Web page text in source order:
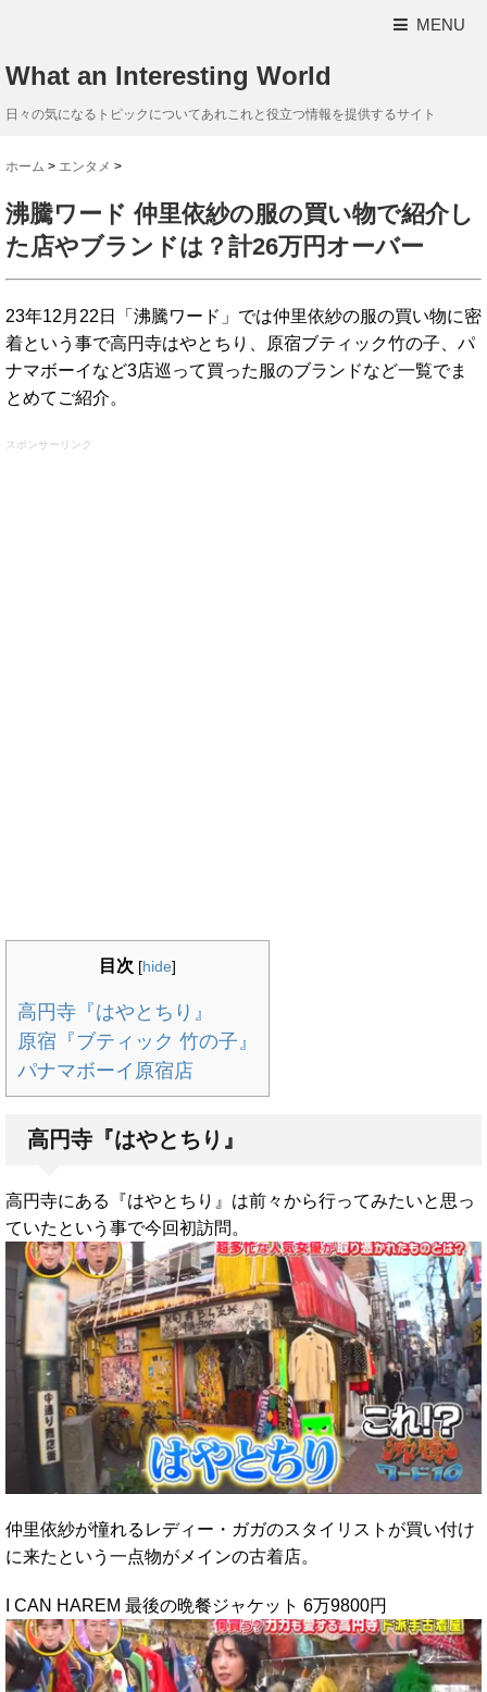
MENU
What an Interesting World
日々の気になるトピックについてあれこれと役立つ情報を提供するサイト
ホーム > エンタメ >
沸騰ワード 仲里依紗の服の買い物で紹介し
た店やブランドは？計26万円オーバー
23年12月22日「沸騰ワード」では仲里依紗の服の買い物に密
着という事で高円寺はやとちり、原宿ブティック竹の子、パ
ナマボーイなど3店巡って買った服のブランドなど一覧でま
とめてご紹介。
スポンサーリンク
目次 [hide]
高円寺『はやとちり』
原宿『ブティック 竹の子』
パナマボーイ原宿店
高円寺『はやとちり』
高円寺にある『はやとちり』は前々から行ってみたいと思っ
ていたという事で今回初訪問。
仲里依紗が憧れるレディー・ガガのスタイリストが買い付け
に来たという一点物がメインの古着店。
I CAN HAREM 最後の晩餐ジャケット 6万9800円